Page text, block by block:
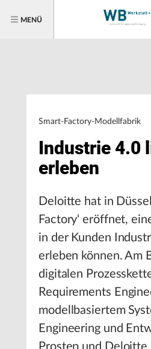
MENÜ
Smart-Factory-Modellfabrik
Industrie 4.0
erleben
Deloitte hat in
Factory‘ eröffnet,
in der Kunden
erleben können. Am
digitalen
Requirements
modellbasiertem
Engineering und
Prostep und Deloitte